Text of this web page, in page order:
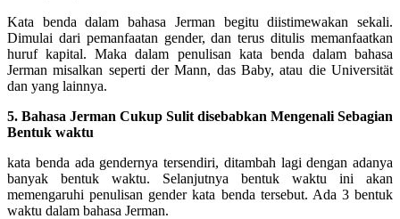
Kata benda dalam bahasa Jerman begitu diistimewakan sekali.
Dimulai dari pemanfaatan gender, dan terus ditulis memanfaatkan
huruf kapital. Maka dalam penulisan kata benda dalam bahasa
Jerman misalkan seperti der Mann, das Baby, atau die Universität
dan yang lainnya.
5. Bahasa Jerman Cukup Sulit disebabkan Mengenali Sebagian
Bentuk waktu
kata benda ada gendernya tersendiri, ditambah lagi dengan adanya
banyak bentuk waktu. Selanjutnya bentuk waktu ini akan
memengaruhi penulisan gender kata benda tersebut. Ada 3 bentuk
waktu dalam bahasa Jerman.